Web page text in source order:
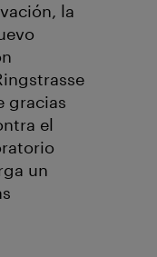
la
gracias
el
un